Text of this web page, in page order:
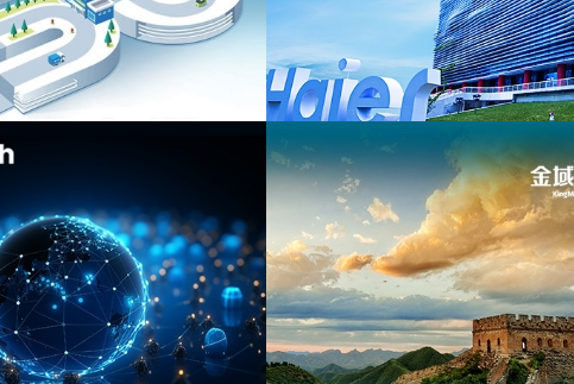
限公司官网网站建设项目 海尔生物网站建设项目